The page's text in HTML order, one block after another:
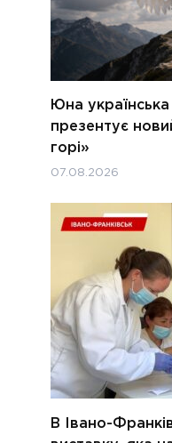
Юна
презентує
горі»
07.08.2026
В Івано-